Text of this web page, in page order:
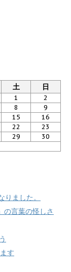
土 日
1
2
8
9
15
16
22
23
29
30
ました。
の言葉の怪しさ
す